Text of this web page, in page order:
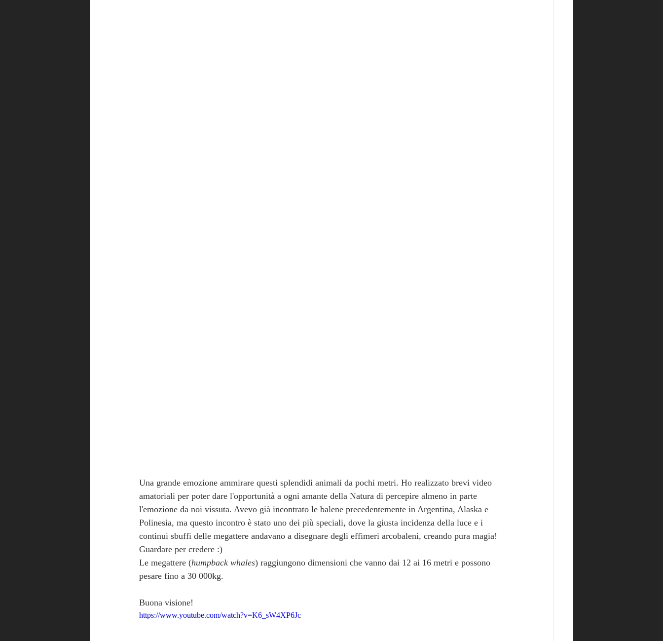
Una grande emozione ammirare questi splendidi animali da pochi metri. Ho realizzato brevi video
amatoriali per poter dare l'opportunità a ogni amante della Natura di percepire almeno in parte
l'emozione da noi vissuta. Avevo già incontrato le balene precedentemente in Argentina, Alaska e
Polinesia, ma questo incontro è stato uno dei più speciali, dove la giusta incidenza della luce e i
continui sbuffi delle megattere andavano a disegnare degli effimeri arcobaleni, creando pura magia!
Guardare per credere :)
Le megattere (humpback whales) raggiungono dimensioni che vanno dai 12 ai 16 metri e possono
pesare fino a 30 000kg.
Buona visione!
https://www.youtube.com/watch?v=K6_sW4XP6Jc